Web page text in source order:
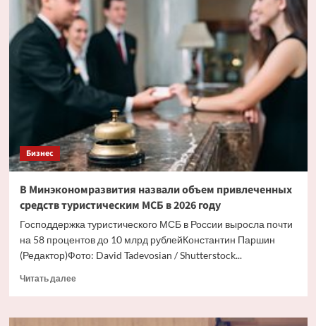
бизнесу
предрекли
новые
проблемы
с
перевозками
через
соседнюю
Бизнес
В Минэкономразвития назвали объем привлеченных
средств туристическим МСБ в 2026 году
Господдержка туристического МСБ в России выросла почти
на 58 процентов до 10 млрд рублейКонстантин Паршин
(Редактор)Фото: David Tadevosian / Shutterstock...
Читать далееПрочитать
В